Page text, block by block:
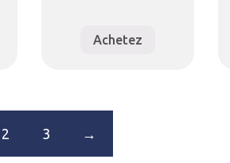
Achetez
2 3 →